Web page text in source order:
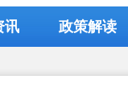
讯 政策解读